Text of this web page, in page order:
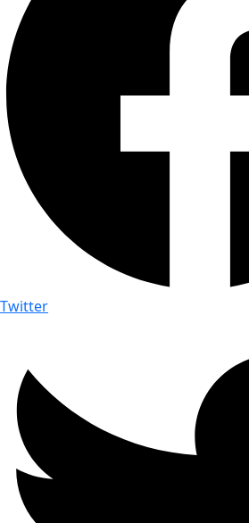
Twitter